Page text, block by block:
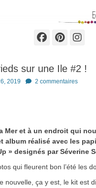
sur une Ile #2 !
2019 2 commentaires
Mer et à un endroit qui
album réalisé avec les
» designés par Séverine
qui fleurent bon l’été les
nouvelle, ça y est, le kit est